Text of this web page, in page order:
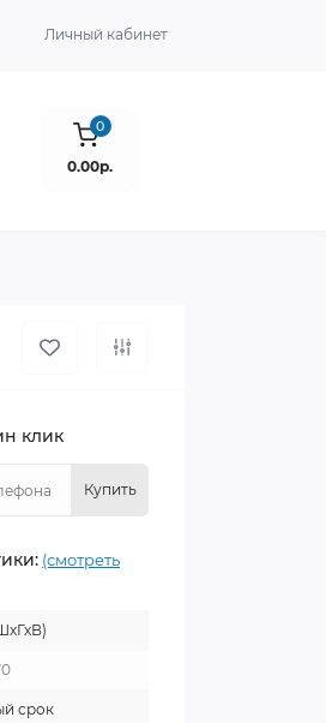
Личный кабинет
0
0.00р.
клик
Купить
(смотреть
срок